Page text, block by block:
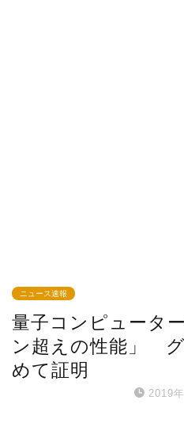
ニュース速報
量子コンピュータ
ン超えの性能」
めて証明
2019